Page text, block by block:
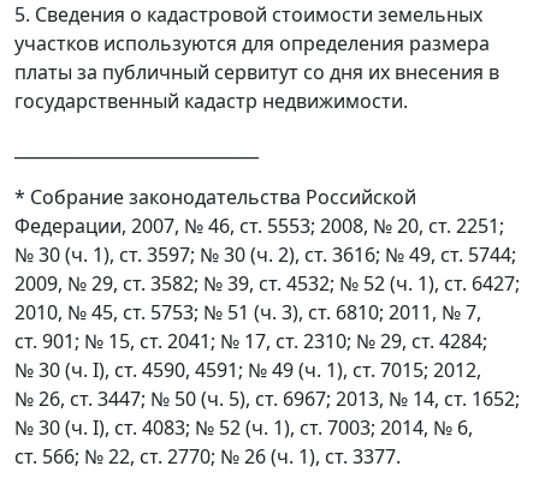
5. Сведения о кадастровой стоимости земельных
участков используются для определения размера
платы за публичный сервитут со дня их внесения в
государственный кадастр недвижимости.
* Собрание законодательства Российской
Федерации, 2007, № 46, ст. 5553; 2008, № 20, ст. 2251;
№ 30 (ч. 1), ст. 3597; № 30 (ч. 2), ст. 3616; № 49, ст. 5744;
2009, № 29, ст. 3582; № 39, ст. 4532; № 52 (ч. 1), ст. 6427;
2010, № 45, ст. 5753; № 51 (ч. 3), ст. 6810; 2011, № 7,
ст. 901; № 15, ст. 2041; № 17, ст. 2310; № 29, ст. 4284;
№ 30 (ч. I), ст. 4590, 4591; № 49 (ч. 1), ст. 7015; 2012,
№ 26, ст. 3447; № 50 (ч. 5), ст. 6967; 2013, № 14, ст. 1652;
№ 30 (ч. I), ст. 4083; № 52 (ч. 1), ст. 7003; 2014, № 6,
ст. 566; № 22, ст. 2770; № 26 (ч. 1), ст. 3377.